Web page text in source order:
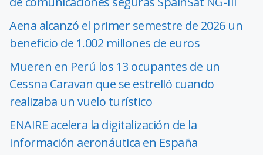
Aena alcanzó el primer semestre de 2026 un
beneficio de 1.002 millones de euros
Mueren en Perú los 13 ocupantes de un
Cessna Caravan que se estrelló cuando
realizaba un vuelo turístico
ENAIRE acelera la digitalización de la
información aeronáutica en España